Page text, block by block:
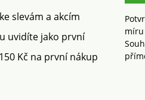
slevám a akcím
uvidíte jako první
Kč na první nákup
míru